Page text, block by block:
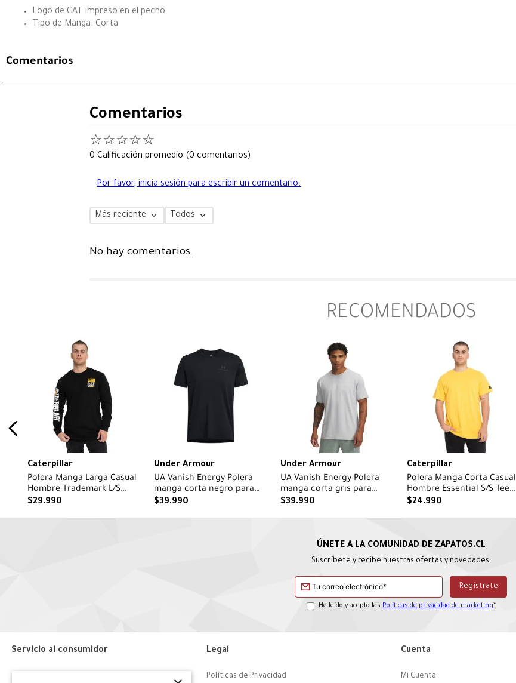
Logo de CAT impreso en el pecho
Tipo de Manga: Corta
Comentarios
Comentarios
☆☆☆☆☆
0 Calificación promedio (0 comentarios)
Por favor, inicia sesión para escribir un comentario.
Más reciente Todos
No hay comentarios.
RECOMENDADOS
Caterpillar
Polera Manga Larga Casual
Hombre Trademark L/S
Banner Tee Negro Cat
$29.990
Under Armour
UA Vanish Energy Polera
manga corta negro para
hombre
$39.990
Under Armour
UA Vanish Energy Polera
manga corta gris para
hombre
$39.990
Caterpillar
Polera Manga Corta Casual
Hombre Essential S/S Tee
Amarillo Cat
$24.990
Suscríbete y recibe nuestras ofertas y novedades.
He leído y acepto las Políticas de privacidad de marketing*
Servicio al consumidor Legal
Políticas de Privacidad
Cuenta
Mi Cuenta